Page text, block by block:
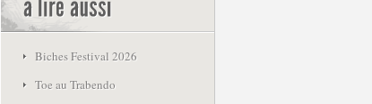
Biches Festival 2026
Toe au Trabendo